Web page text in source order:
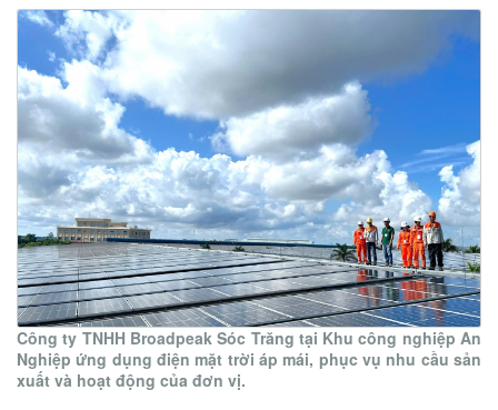
Công ty TNHH Broadpeak Sóc Trăng tại Khu công nghiệp An
Nghiệp ứng dụng điện mặt trời áp mái, phục vụ nhu cầu sản
xuất và hoạt động của đơn vị.